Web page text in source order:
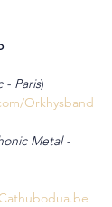
- Paris)
Orkhysband
Metal -